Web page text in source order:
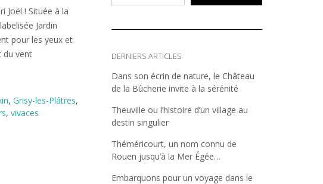
Joël ! Située à la
Jardin
pour les yeux et
du vent
, Grisy-les-Plâtres,
, vivaces
DERNIERS ARTICLES
Dans son écrin de nature, le Château
de la Bûcherie invite à la sérénité
Theuville ou l’histoire d’un village au
destin singulier
Théméricourt, un nom connu de
Rouen jusqu’à la Mer Égée…
Embarquons pour un voyage dans le